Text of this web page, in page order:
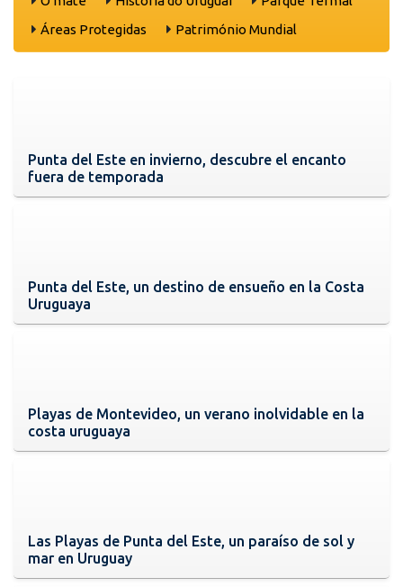
Áreas Protegidas
Património Mundial
Punta del Este en invierno, descubre el encanto
fuera de temporada
Punta del Este, un destino de ensueño en la Costa
Uruguaya
Playas de Montevideo, un verano inolvidable en la
costa uruguaya
Las Playas de Punta del Este, un paraíso de sol y
mar en Uruguay